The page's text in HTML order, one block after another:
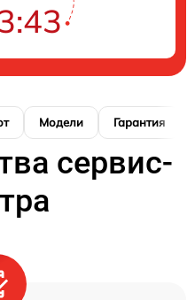
Модели Гарантия
сервис-